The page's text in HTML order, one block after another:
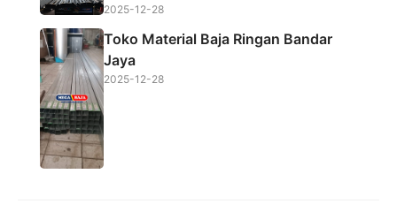
2025-12-28
Toko Material Baja Ringan Bandar
Jaya
2025-12-28